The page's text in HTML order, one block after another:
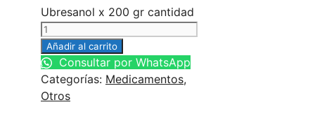
Ubresanol x 200 gr cantidad
Añadir al carrito
Consultar por WhatsApp
Categorías: Medicamentos,
Otros